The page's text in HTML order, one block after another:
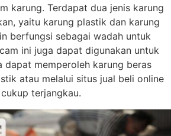
karung. Terdapat dua jenis karung
yaitu karung plastik dan karung
berfungsi sebagai wadah untuk
ini juga dapat digunakan untuk
dapat memperoleh karung beras
atau melalui situs jual beli online
terjangkau.